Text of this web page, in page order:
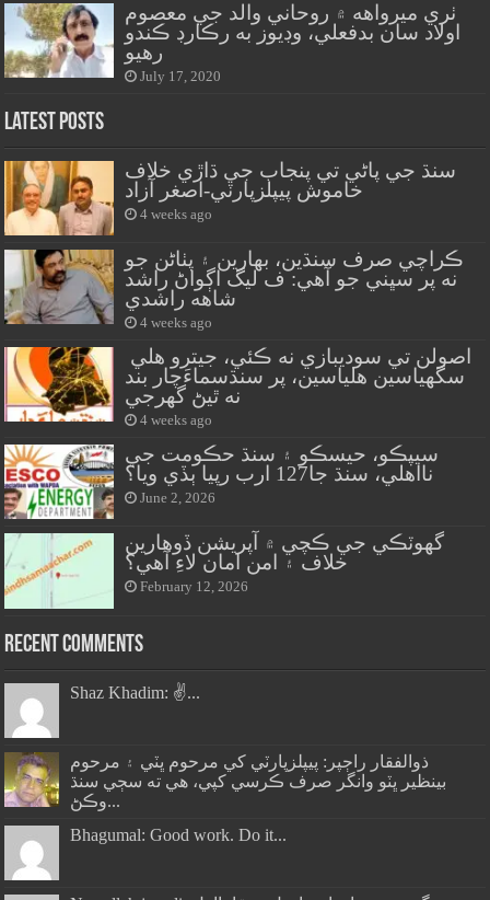
ٺري ميرواهه ۾ روحاني والد جي معصوم
اولاد سان بدفعلي، وڊيوز به رڪارڊ ڪندو
رهيو
July 17, 2020
Latest Posts
سنڌ جي پاڻي تي پنجاب جي ڌاڙي خلاف
خاموش پيپلزپارٽي-اصغر آزاد
4 weeks ago
ڪراچي صرف سنڌين، بهارين ۽ پٺاڻن جو
نه پر سڀني جو آهي: ف ليگ اڳواڻ راشد
شاهه راشدي
4 weeks ago
سگهياسين هلياسين، پر سنڌسماءَچار بند
نه ٿيڻ گهرجي
4 weeks ago
سيپڪو، حيسڪو ۽ سنڌ حڪومت جي
نااهلي، سنڌ جا127 ارب رپيا ٻڏي ويا؟
June 2, 2026
گهوٽڪي جي ڪچي ۾ آپريشن ڏوهارين
خلاف ۽ امن امان لاءِ آهي؟
February 12, 2026
Recent Comments
Shaz Khadim: ✌️...
ذوالفقار راڄپر: پيپلزپارٽي کي مرحوم ڀٽي ۽ مرحوم
بينظير ڀٽو وانگر صرف ڪرسي کپي، هي ته سڄي سنڌ
وڪڻ...
Bhagumal: Good work. Do it...